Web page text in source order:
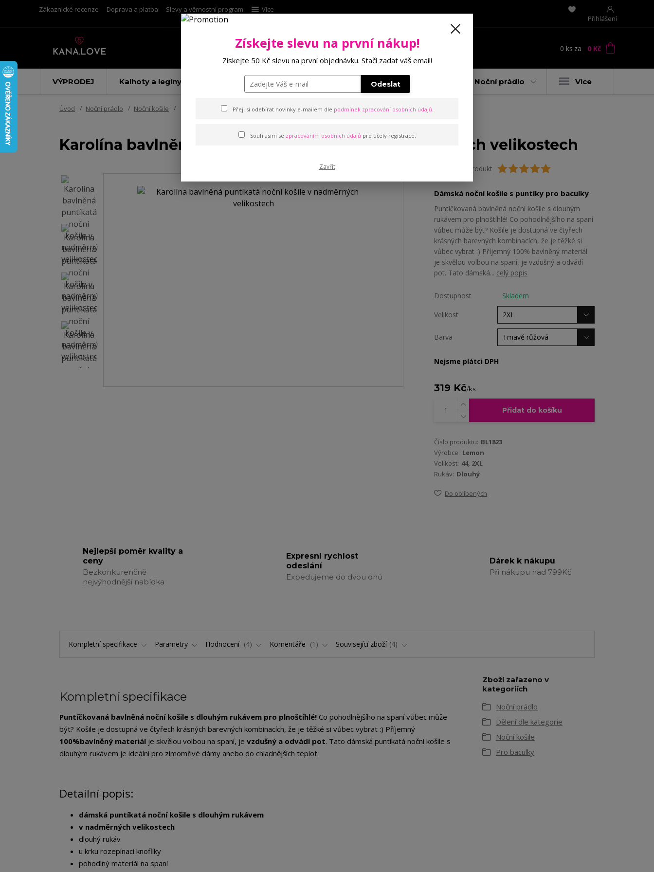
Zákaznické recenze Doprava a platba Slevy a věrnostní program
Více
Přihlášení
Hledat 0 ks za 0 Kč
VÝPRODEJ Kalhoty a legíny Punčochové zboží Podprsenky Noční prádlo Více
Úvod Noční prádlo Noční košile Karolína bavlněná puntíkatá noční košile v nadměrných velikostech
Karolína bavlněná puntíkatá noční košile v nadměrných velikostech
Ohodnotit produkt
Dámská noční košile s puntíky pro baculky
Puntíčkovaná bavlněná noční košile s dlouhým
rukávem pro plnoštíhlé! Co pohodlnějšího na spaní
vůbec může být? Košile je dostupná ve čtyřech
krásných barevných kombinacích, že je těžké si
vůbec vybrat :) Příjemný 100% bavlněný materiál
je skvělou volbou na spaní, je vzdušný a odvádí
pot. Tato dámská... celý popis
Dostupnost Skladem
Velikost
Barva
Nejsme plátci DPH
319 Kč/ks
Přidat do košíku
Číslo produktu: BL1823
Výrobce: Lemon
Velikost: 44, 2XL
Rukáv: Dlouhý
Do oblíbených
Nejlepší poměr kvality a
ceny
Bezkonkurenčně
nejvýhodnější nabídka
Expresní rychlost
odeslání
Expedujeme do dvou dnů
Dárek k nákupu
Při nákupu nad 799Kč
Kompletní specifikace Parametry Hodnocení 4 Komentáře 1 Související zboží 4
Kompletní specifikace
Puntíčkovaná bavlněná noční košile s dlouhým rukávem pro plnoštíhlé! Co pohodlnějšího na spaní vůbec může
být? Košile je dostupná ve čtyřech krásných barevných kombinacích, že je těžké si vůbec vybrat :) Příjemný
100%bavlněný materiál je skvělou volbou na spaní, je vzdušný a odvádí pot. Tato dámská puntíkatá noční košile s
dlouhým rukávem je ideální pro zimomřivé dámy anebo do chladnějších teplot.
Detailní popis:
dámská puntíkatá noční košile s dlouhým rukávem
v nadměrných velikostech
dlouhý rukáv
u krku rozepínací knoflíky
pohodlný materiál na spaní
Zboží zařazeno v
kategoriích
Noční prádlo
Dělení dle kategorie
Noční košile
Pro baculky
Získejte slevu na první nákup!
Získejte 50 Kč slevu na první objednávku. Stačí zadat váš email!
Odeslat
Přeji si odebírat novinky e-mailem dle podmínek zpracování osobních údajů.
Souhlasím se zpracováním osobních údajů pro účely registrace.
Zavřít